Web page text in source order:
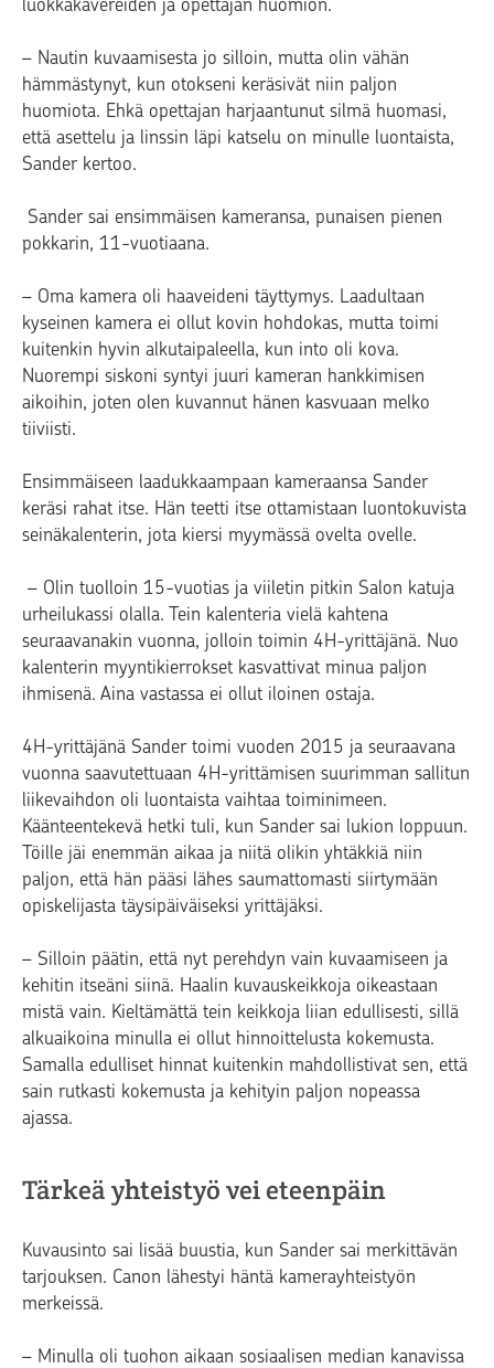
– Nautin kuvaamisesta jo silloin, mutta olin vähän
hämmästynyt, kun otokseni keräsivät niin paljon
huomiota. Ehkä opettajan harjaantunut silmä huomasi,
että asettelu ja linssin läpi katselu on minulle luontaista,
Sander kertoo.
Sander sai ensimmäisen kameransa, punaisen pienen
pokkarin, 11-vuotiaana.
– Oma kamera oli haaveideni täyttymys. Laadultaan
kyseinen kamera ei ollut kovin hohdokas, mutta toimi
kuitenkin hyvin alkutaipaleella, kun into oli kova.
Nuorempi siskoni syntyi juuri kameran hankkimisen
aikoihin, joten olen kuvannut hänen kasvuaan melko
tiiviisti.
Ensimmäiseen laadukkaampaan kameraansa Sander
keräsi rahat itse. Hän teetti itse ottamistaan luontokuvista
seinäkalenterin, jota kiersi myymässä ovelta ovelle.
– Olin tuolloin 15-vuotias ja viiletin pitkin Salon katuja
urheilukassi olalla. Tein kalenteria vielä kahtena
seuraavanakin vuonna, jolloin toimin 4H-yrittäjänä. Nuo
kalenterin myyntikierrokset kasvattivat minua paljon
ihmisenä. Aina vastassa ei ollut iloinen ostaja.
4H-yrittäjänä Sander toimi vuoden 2015 ja seuraavana
vuonna saavutettuaan 4H-yrittämisen suurimman sallitun
liikevaihdon oli luontaista vaihtaa toiminimeen.
Käänteentekevä hetki tuli, kun Sander sai lukion loppuun.
Töille jäi enemmän aikaa ja niitä olikin yhtäkkiä niin
paljon, että hän pääsi lähes saumattomasti siirtymään
opiskelijasta täysipäiväiseksi yrittäjäksi.
– Silloin päätin, että nyt perehdyn vain kuvaamiseen ja
kehitin itseäni siinä. Haalin kuvauskeikkoja oikeastaan
mistä vain. Kieltämättä tein keikkoja liian edullisesti, sillä
alkuaikoina minulla ei ollut hinnoittelusta kokemusta.
Samalla edulliset hinnat kuitenkin mahdollistivat sen, että
sain rutkasti kokemusta ja kehityin paljon nopeassa
ajassa.
Tärkeä yhteistyö vei eteenpäin
Kuvausinto sai lisää buustia, kun Sander sai merkittävän
tarjouksen. Canon lähestyi häntä kamerayhteistyön
merkeissä.
– Minulla oli tuohon aikaan sosiaalisen median kanavissa